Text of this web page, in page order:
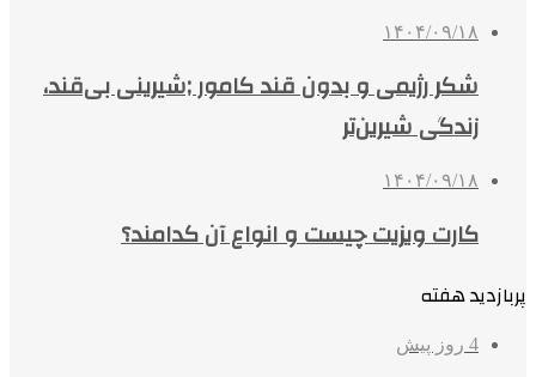
۱۴۰۴/۰۹/۱۸
شکر رژیمی و بدون قند کامور ;شیرینی بی‌قند،
زندگی شیرین‌تر
۱۴۰۴/۰۹/۱۸
کارت ویزیت چیست و انواع آن کدامند؟
پربازدید هفته
4 روز پیش